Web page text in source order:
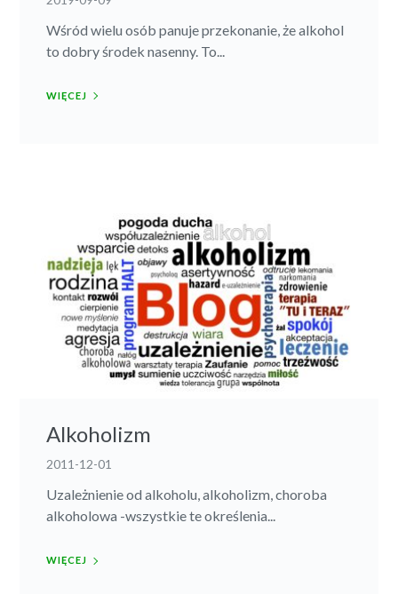
Wśród wielu osób panuje przekonanie, że alkohol
to dobry środek nasenny. To...
WIĘCEJ
Alkoholizm
2011-12-01
Uzależnienie od alkoholu, alkoholizm, choroba
alkoholowa -wszystkie te określenia...
WIĘCEJ